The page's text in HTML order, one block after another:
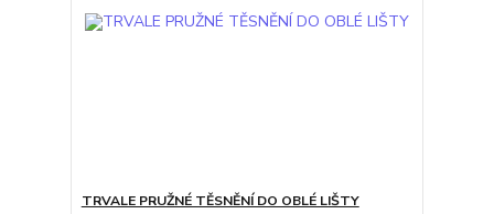
TRVALE PRUŽNÉ TĚSNĚNÍ DO OBLÉ LIŠTY